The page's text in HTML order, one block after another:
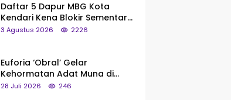
Daftar 5 Dapur MBG Kota
Kendari Kena Blokir Sementara
dari Pusat
3 Agustus 2026 2226
Euforia ‘Obral’ Gelar
Kehormatan Adat Muna di
Silaturahmi KKMM, Ridwan Bae:
28 Juli 2026 246